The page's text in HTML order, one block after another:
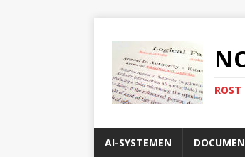
AI-SYSTEMEN